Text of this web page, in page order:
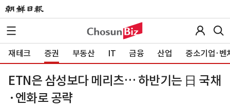
재테크 증권 부동산 IT 금융 산업 중소기업·벤
ETN은 삼성보다 메리츠… 하반기는 日 국채
·엔화로 공략